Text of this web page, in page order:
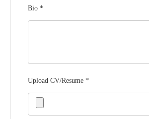
Bio *
Upload CV/Resume *